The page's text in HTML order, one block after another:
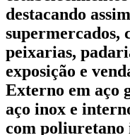
destacando
supermercados,
peixarias,
exposição e
Externo em aço
aço inox e
com